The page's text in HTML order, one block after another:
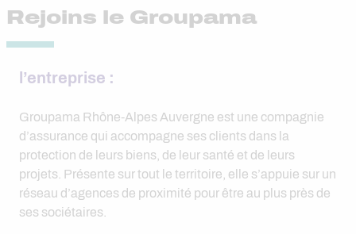
Rejoins le Groupama
l’entreprise :
Groupama Rhône-Alpes Auvergne est une compagnie
d’assurance qui accompagne ses clients dans la
protection de leurs biens, de leur santé et de leurs
projets. Présente sur tout le territoire, elle s’appuie sur un
réseau d’agences de proximité pour être au plus près de
ses sociétaires.